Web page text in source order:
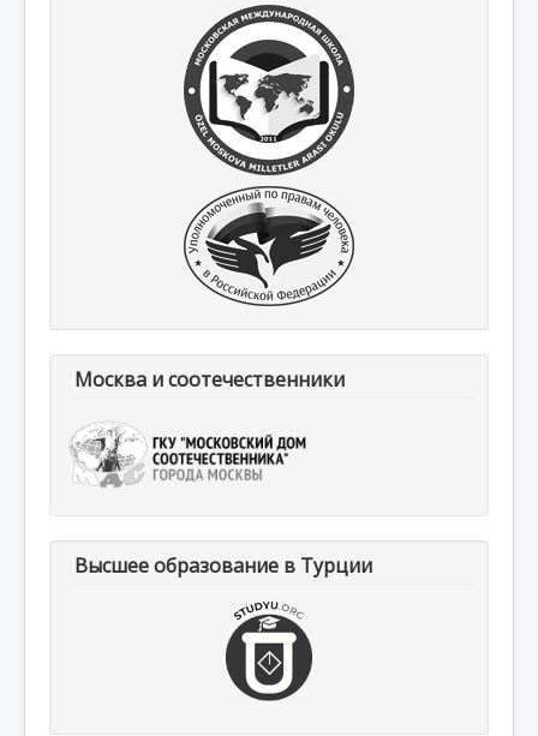
Москва и соотечественники
Высшее образование в Турции